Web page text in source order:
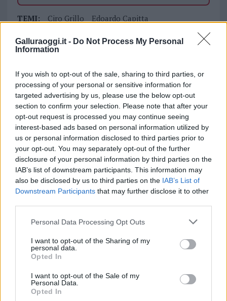
Galluraoggi.it - Do Not Process My Personal
Information
If you wish to opt-out of the sale, sharing to third parties, or
processing of your personal or sensitive information for
targeted advertising by us, please use the below opt-out
section to confirm your selection. Please note that after your
opt-out request is processed you may continue seeing
interest-based ads based on personal information utilized by
us or personal information disclosed to third parties prior to
your opt-out. You may separately opt-out of the further
disclosure of your personal information by third parties on the
IAB’s list of downstream participants. This information may
also be disclosed by us to third parties on the IAB’s List of
Downstream Participants that may further disclose it to other
Please note that this website/app uses one or more Google
not limited to your visit or usage behaviour. You may click to
grant or deny consent to Google and its third-party tags to
use your data for below specified purposes in below Google
consent section.
Personal Data Processing Opt Outs
I want to opt-out of the Sharing of my
personal data.
Opted In
I want to opt-out of the Sale of my
Personal Data.
Opted In
TEMI: Ciro Grillo
Edoardo Capitta
Vittorio Lauria
Inviaci le tue segnalazioni,
i tuoi video e le tue foto
Su WhatsApp al numero +39
345 356 7512
Notizie in tempo reale?
Entra nel canale telegram di
GalluraOggi.it
Ricevi le nostre ultime news